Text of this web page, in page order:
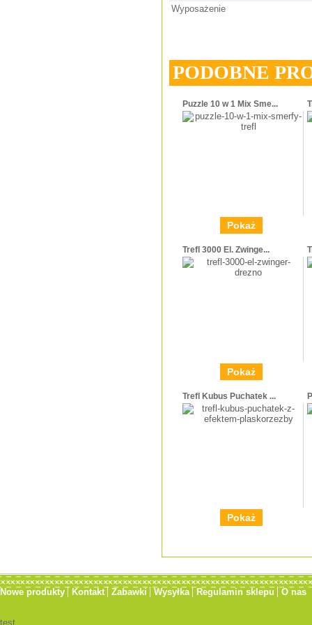
Wyposażenie
PODOBNE
Puzzle 10 w 1 Mix Sme...
Pokaż
Trefl 3000 El. Zwinge...
Pokaż
Trefl Kubus Puchatek ...
Pokaż
Nowe produkty Kontakt Zabawki Wysyłka Regulamin sklepu O nas
test